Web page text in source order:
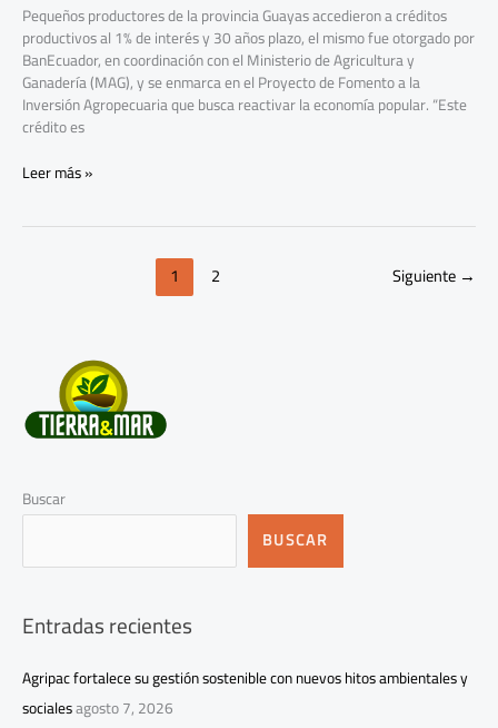
Pequeños productores de la provincia Guayas accedieron a créditos
productivos al 1% de interés y 30 años plazo, el mismo fue otorgado por
BanEcuador, en coordinación con el Ministerio de Agricultura y
Ganadería (MAG), y se enmarca en el Proyecto de Fomento a la
Inversión Agropecuaria que busca reactivar la economía popular. “Este
crédito es
Leer más »
1 2 Siguiente →
Buscar
BUSCAR
Entradas recientes
Agripac fortalece su gestión sostenible con nuevos hitos ambientales y
socialesagosto 7, 2026